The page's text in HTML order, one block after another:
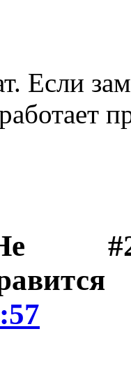
Если